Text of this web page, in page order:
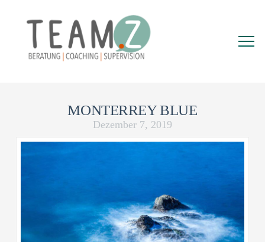
MONTERREY BLUE
Dezember 7, 2019